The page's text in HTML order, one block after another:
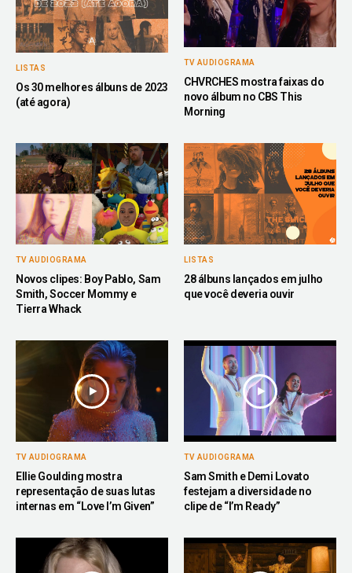
LISTAS
Os 30 melhores álbuns de 2023
(até agora)
TV AUDIOGRAMA
CHVRCHES mostra faixas do
novo álbum no CBS This
Morning
TV AUDIOGRAMA
Novos clipes: Boy Pablo, Sam
Smith, Soccer Mommy e
Tierra Whack
LISTAS
28 álbuns lançados em julho
que você deveria ouvir
TV AUDIOGRAMA
Ellie Goulding mostra
representação de suas lutas
internas em “Love I’m Given”
TV AUDIOGRAMA
Sam Smith e Demi Lovato
festejam a diversidade no
clipe de “I’m Ready”